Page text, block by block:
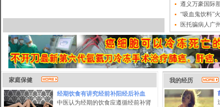
遵义万豪国际
“吸血鬼饮料”
医托骗病人广
家庭保健
经期饮食有讲究经前补阳经后补血
中医认为经期的饮食应遵循经前补肾
我的经历